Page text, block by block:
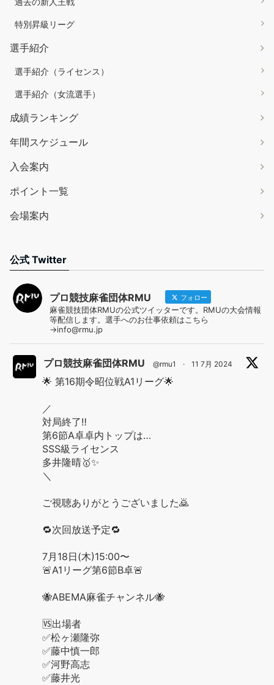
特別昇級リーグ
選手紹介
選手紹介（ライセンス）
選手紹介（女流選手）
成績ランキング
年間スケジュール
入会案内
ポイント一覧
会場案内
公式 Twitter
プロ競技麻雀団体RMU フォロー
麻雀競技団体RMUの公式ツイッターです。RMUの大会情報
等配信します。選手へのお仕事依頼はこちら
→info@rmu.jp
プロ競技麻雀団体RMU @rmu1 · 11 7月 2024
🌟 第16期令昭位戦A1リーグ🌟
／
対局終了‼️
第6節A卓卓内トップは…
SSS級ライセンス
多井隆晴🥇✨
＼
ご視聴ありがとうございました🙇
🔁次回放送予定🔁
7月18日(木)15:00〜
🚨A1リーグ第6節B卓🚨
🐝ABEMA麻雀チャンネル🐝
🆚出場者
✅松ヶ瀬隆弥
✅藤中慎一郎
✅河野高志
✅藤井光